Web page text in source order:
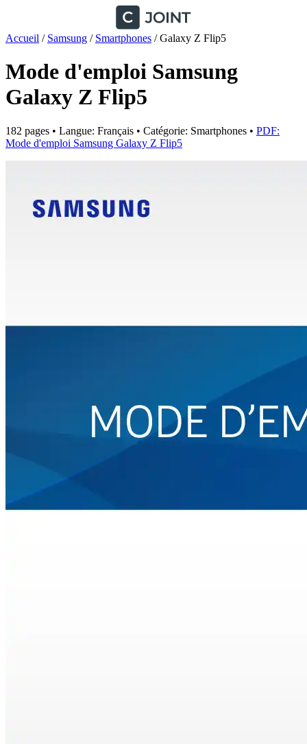
Accueil / Samsung / Smartphones / Galaxy Z Flip5
Mode d'emploi Samsung
Galaxy Z Flip5
182 pages • Langue: Français • Catégorie: Smartphones • PDF:
Mode d'emploi Samsung Galaxy Z Flip5